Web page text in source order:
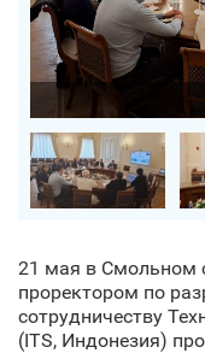
21 мая в Смольном
проректором по
сотрудничеству
(ITS, Индонезия)